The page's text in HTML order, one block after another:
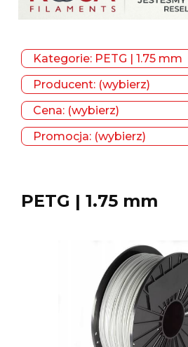
Kategorie: PETG | 1.75 mm
Producent: (wybierz)
Cena: (wybierz)
Promocja: (wybierz)
PETG | 1.75 mm